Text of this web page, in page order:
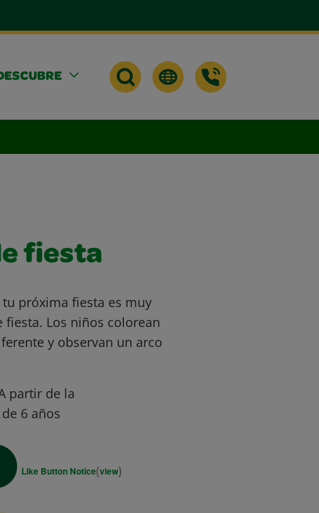
fiesta
próxima fiesta es muy
Los niños colorean
y observan un arco
partir de la
6 años
Like Button Notice(view)